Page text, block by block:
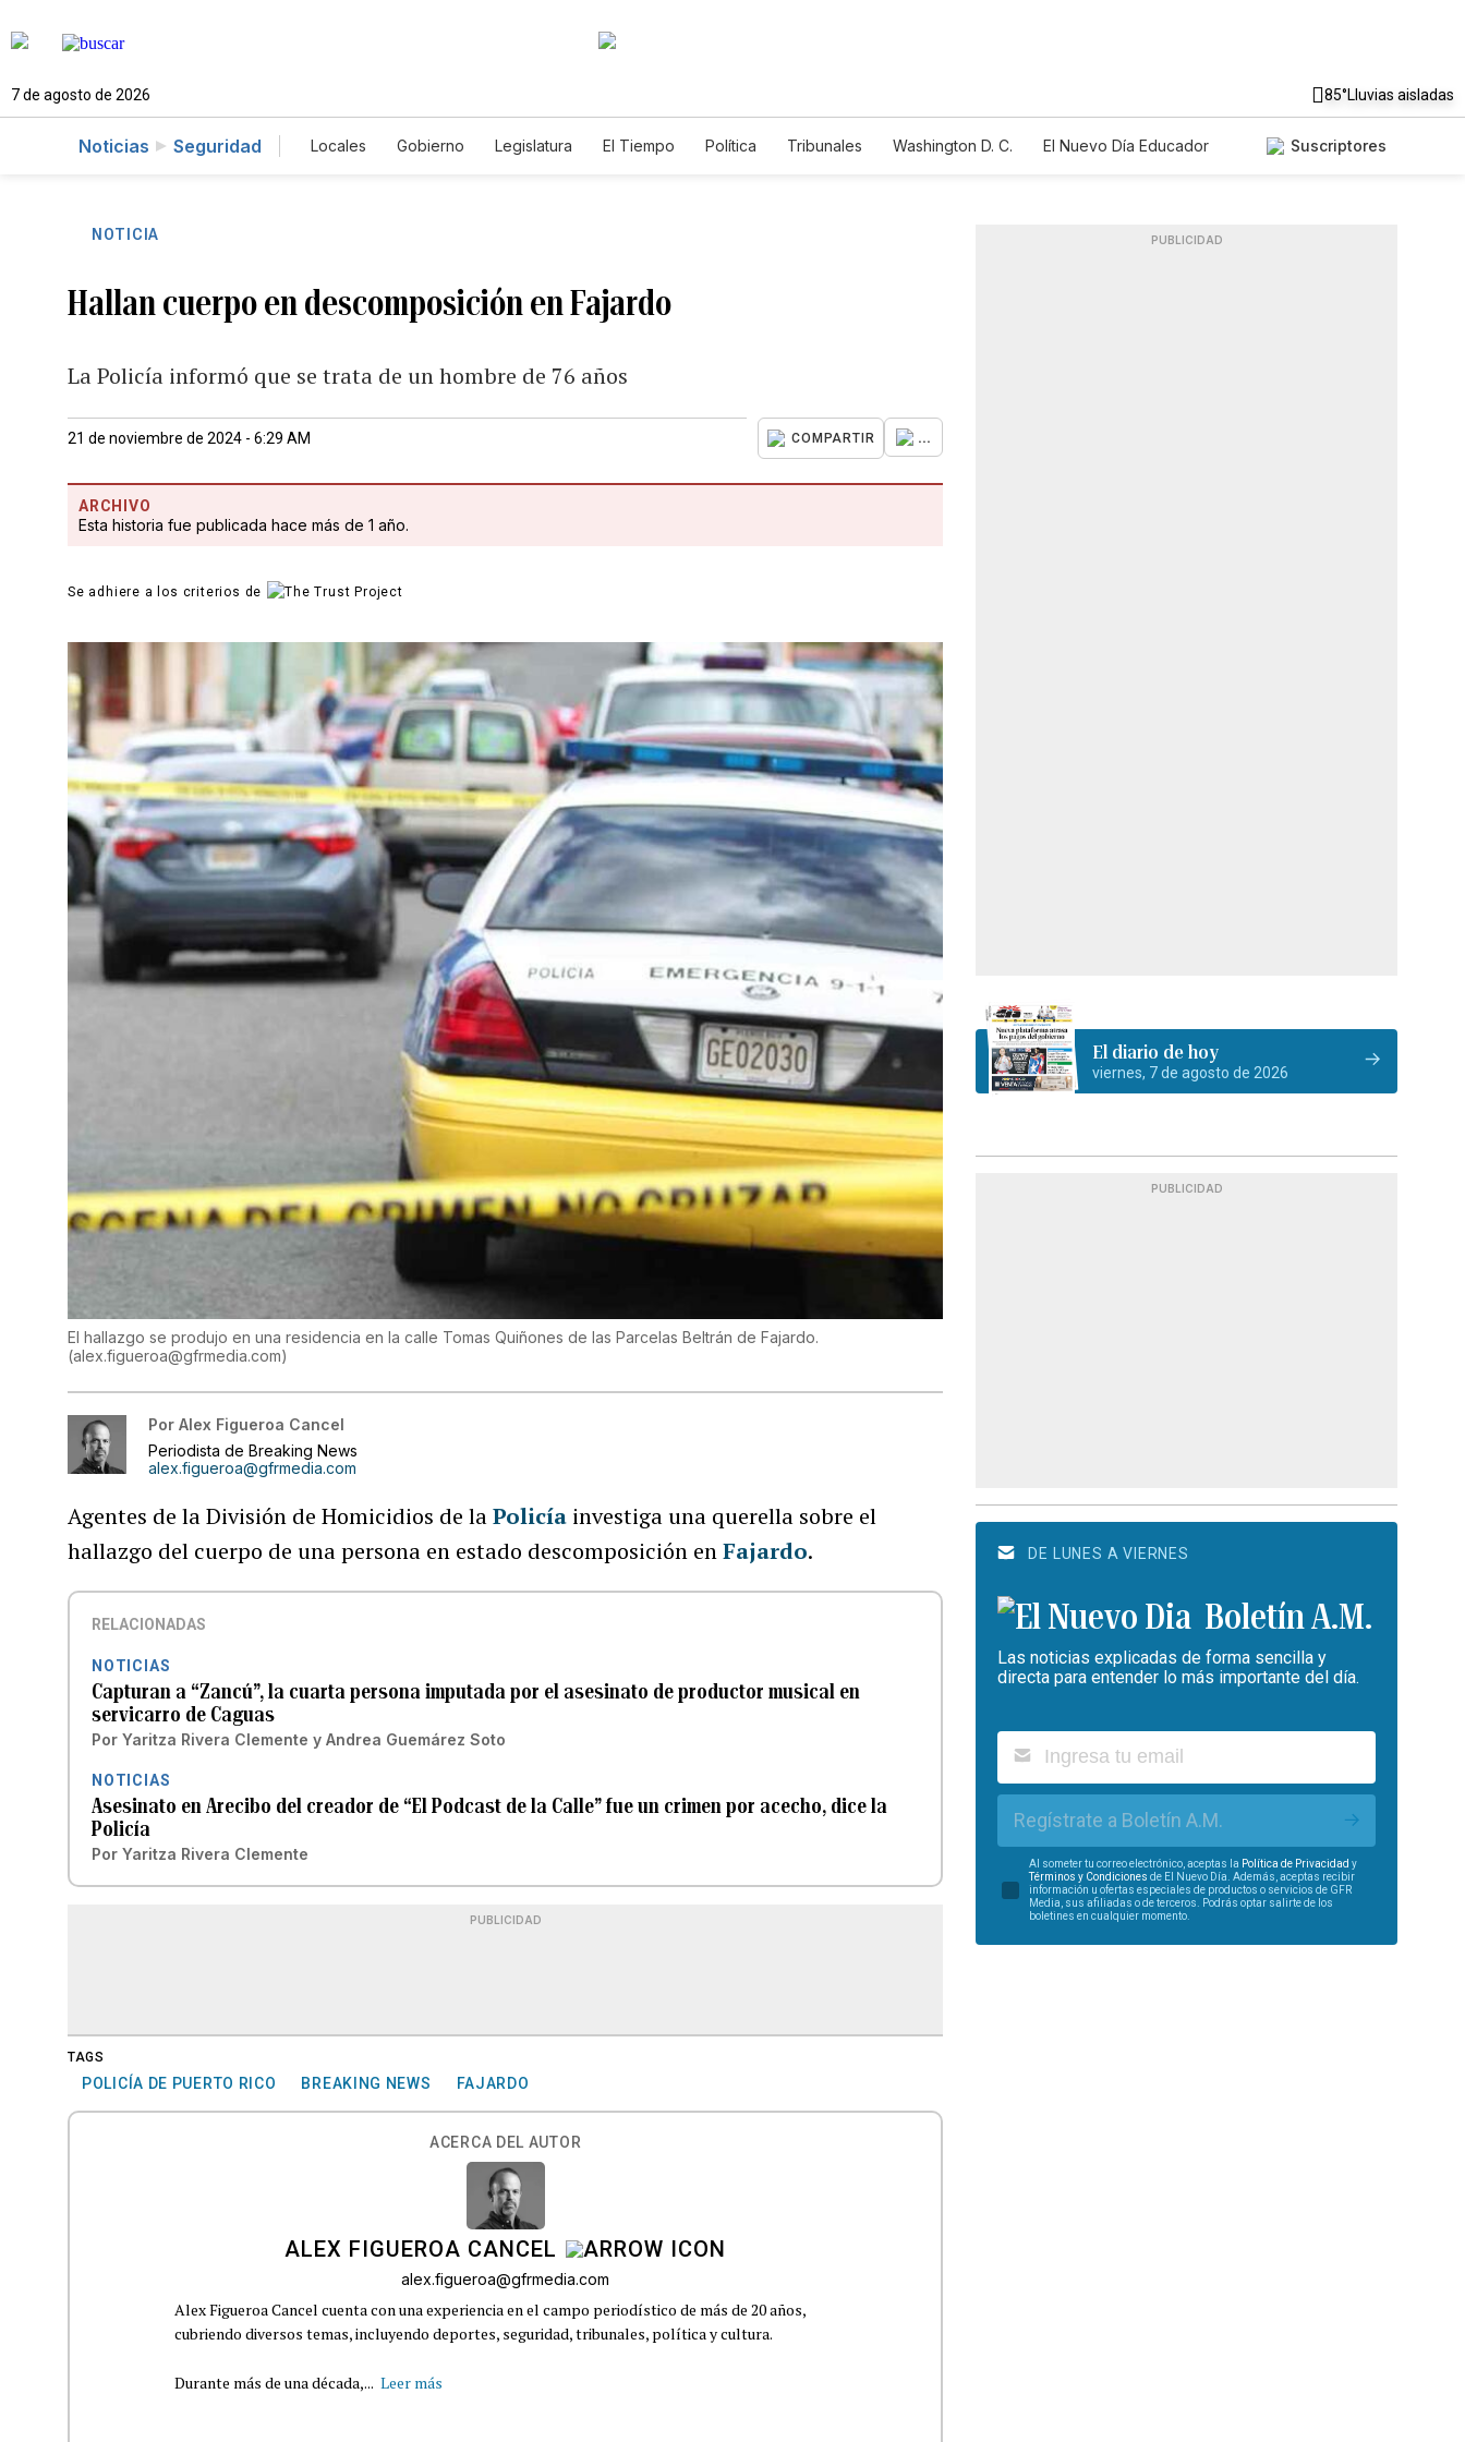
7 de agosto de 2026 85°Lluvias aisladas
Noticias Seguridad Locales Gobierno Legislatura El Tiempo Política Tribunales Washington D. C.
El Nuevo Día Educador
Suscriptores
NOTICIA
Hallan cuerpo en descomposición en Fajardo
La Policía informó que se trata de un hombre de 76 años
21 de noviembre de 2024 - 6:29 AM COMPARTIR ...
ARCHIVO
Esta historia fue publicada hace más de 1 año.
Se adhiere a los criterios de
El hallazgo se produjo en una residencia en la calle Tomas Quiñones de las Parcelas Beltrán de Fajardo.
(alex.figueroa@gfrmedia.com)
Por Alex Figueroa Cancel
Periodista de Breaking News
alex.figueroa@gfrmedia.com
Agentes de la División de Homicidios de laPolicía investiga una querella sobre el
hallazgo del cuerpo de una persona en estado descomposición enFajardo.
RELACIONADAS
NOTICIAS
Capturan a “Zancú”, la cuarta persona imputada por el asesinato de productor musical en
servicarro de Caguas
Por Yaritza Rivera Clemente yAndrea Guemárez Soto
NOTICIAS
Asesinato en Arecibo del creador de “El Podcast de la Calle” fue un crimen por acecho, dice la
Policía
Por Yaritza Rivera Clemente
PUBLICIDAD
TAGS
POLICÍA DE PUERTO RICO BREAKING NEWS FAJARDO
ACERCA DEL AUTOR
ALEX FIGUEROA CANCEL
alex.figueroa@gfrmedia.com
Alex Figueroa Cancel cuenta con una experiencia en el campo periodístico de más de 20 años,
cubriendo diversos temas, incluyendo deportes, seguridad, tribunales, política y cultura.
Durante más de una década,... Leer más
PUBLICIDAD
El diario de hoy
viernes, 7 de agosto de 2026
PUBLICIDAD
DE LUNES A VIERNES
Boletín A.M.
Las noticias explicadas de forma sencilla y
directa para entender lo más importante del día.
Regístrate a Boletín A.M.
Al someter tu correo electrónico, aceptas la Política de Privacidad y
Términos y Condiciones de El Nuevo Día. Además, aceptas recibir
información u ofertas especiales de productos o servicios de GFR
Media, sus afiliadas o de terceros. Podrás optar salirte de los
boletines en cualquier momento.